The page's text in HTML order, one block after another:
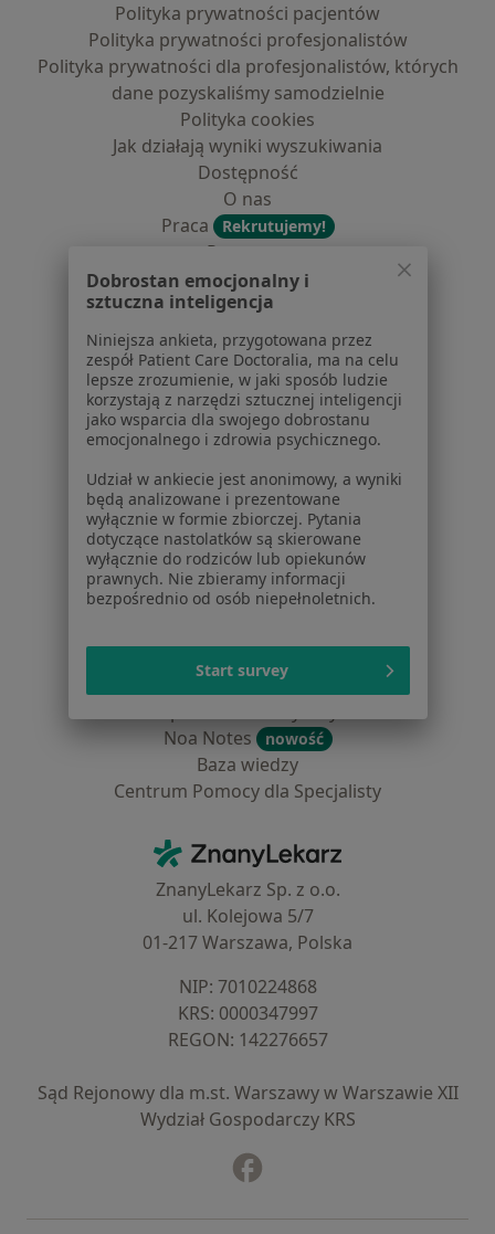
Polityka prywatności pacjentów
Polityka prywatności profesjonalistów
Polityka prywatności dla profesjonalistów, których
dane pozyskaliśmy samodzielnie
Polityka cookies
Jak działają wyniki wyszukiwania
Dostępność
O nas
Praca
Rekrutujemy!
Partnerzy
Centrum prasowe
Kontakt
Dla pacjentów
Lekarze
Placówki medyczne
Pytania i odpowiedzi
Usługi i zabiegi
Choroby
Pomoc
Aplikacje mobilne
Blog dla pacjentów
Dla profesjonalistów
Dla lekarzy
Noa Notes
nowość
Baza wiedzy
Centrum Pomocy dla Specjalisty
ZnanyLekarz - Strona główna
ZnanyLekarz Sp. z o.o.
ul. Kolejowa 5/7
01-217 Warszawa, Polska
NIP: ⁠7010224868
KRS: ⁠0000347997
REGON: ⁠142276657
Sąd Rejonowy dla m.st. Warszawy w Warszawie XII
Wydział Gospodarczy KRS
Dobrostan emocjonalny i
sztuczna inteligencja
Niniejsza ankieta, przygotowana przez
zespół Patient Care Doctoralia, ma na celu
lepsze zrozumienie, w jaki sposób ludzie
korzystają z narzędzi sztucznej inteligencji
jako wsparcia dla swojego dobrostanu
emocjonalnego i zdrowia psychicznego.
Udział w ankiecie jest anonimowy, a wyniki
będą analizowane i prezentowane
wyłącznie w formie zbiorczej. Pytania
dotyczące nastolatków są skierowane
wyłącznie do rodziców lub opiekunów
prawnych. Nie zbieramy informacji
bezpośrednio od osób niepełnoletnich.
Start survey